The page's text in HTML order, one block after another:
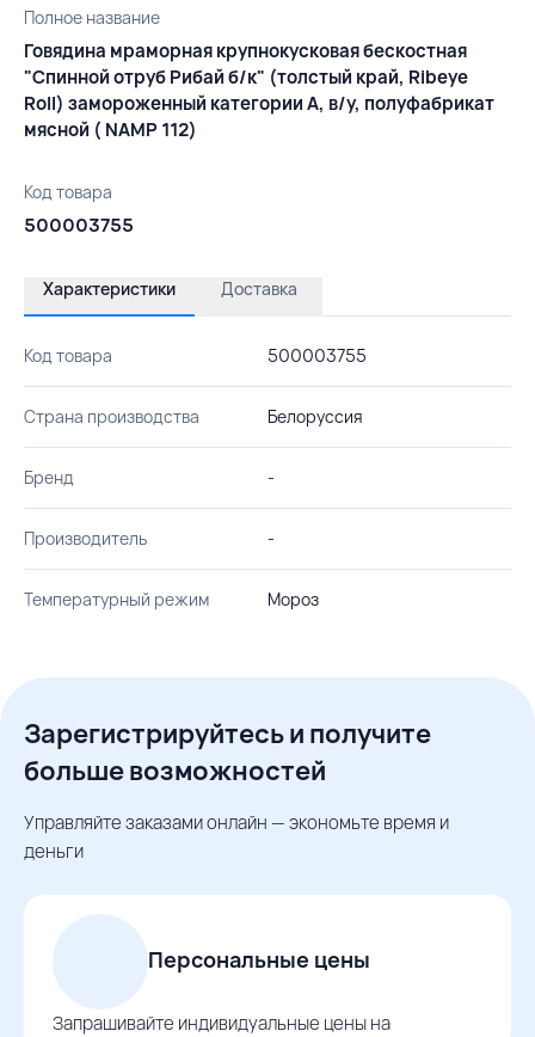
Полное название
Говядина мраморная крупнокусковая бескостная
"Спинной отруб Рибай б/к" (толстый край, Ribeye
Roll) замороженный категории А, в/у, полуфабрикат
мясной ( NAMP 112)
Код товара
500003755
Характеристики Доставка
Код товара 500003755
Страна производства Белоруссия
Бренд -
Производитель -
Температурный режим Мороз
Зарегистрируйтесь и получите
больше возможностей
Управляйте заказами онлайн — экономьте время и
деньги
Персональные цены
Запрашивайте индивидуальные цены на